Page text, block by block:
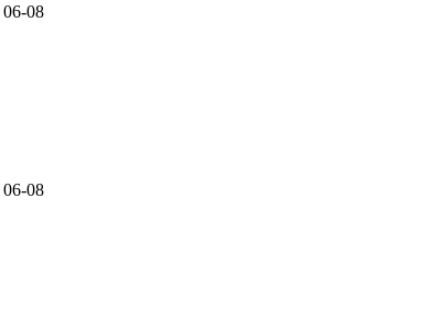
06-08
06-08